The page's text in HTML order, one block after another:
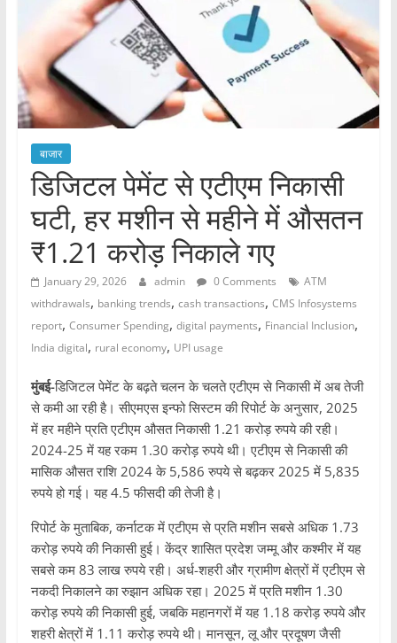
बाजार
डिजिटल पेमेंट से एटीएम निकासी
घटी, हर मशीन से महीने में औसतन
₹1.21 करोड़ निकाले गए
January 29, 2026 admin 0 Comments
ATM
withdrawals, banking trends, cash transactions, CMS Infosystems
report, Consumer Spending, digital payments, Financial Inclusion,
India digital, rural economy, UPI usage
मुंबई-डिजिटल पेमेंट के बढ़ते चलन के चलते एटीएम से निकासी में अब तेजी
से कमी आ रही है। सीएमएस इन्फो सिस्टम की रिपोर्ट के अनुसार, 2025
में हर महीने प्रति एटीएम औसत निकासी 1.21 करोड़ रुपये की रही।
2024-25 में यह रकम 1.30 करोड़ रुपये थी। एटीएम से निकासी की
मासिक औसत राशि 2024 के 5,586 रुपये से बढ़कर 2025 में 5,835
रुपये हो गई। यह 4.5 फीसदी की तेजी है।
रिपोर्ट के मुताबिक, कर्नाटक में एटीएम से प्रति मशीन सबसे अधिक 1.73
करोड़ रुपये की निकासी हुई। केंद्र शासित प्रदेश जम्मू और कश्मीर में यह
सबसे कम 83 लाख रुपये रही। अर्ध-शहरी और ग्रामीण क्षेत्रों में एटीएम से
नकदी निकालने का रुझान अधिक रहा। 2025 में प्रति मशीन 1.30
करोड़ रुपये की निकासी हुई, जबकि महानगरों में यह 1.18 करोड़ रुपये और
शहरी क्षेत्रों में 1.11 करोड़ रुपये थी। मानसून, लू और प्रदूषण जैसी